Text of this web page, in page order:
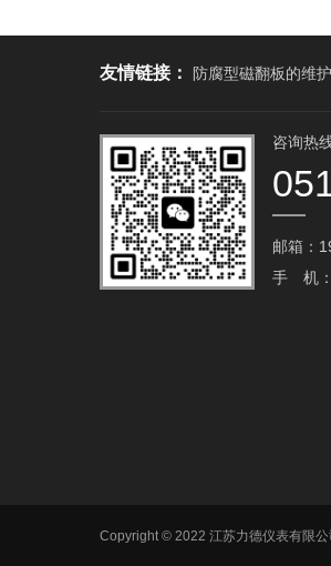
友情链接： 防腐型磁翻板的维
咨询热
邮箱：
手 机
Copyright © 2022 江苏力德仪表有